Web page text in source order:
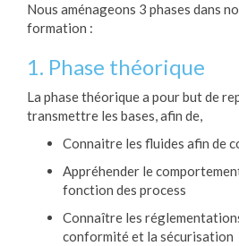
Nous aménageons 3 phases dans
formation :
1. Phase théorique
La phase théorique a pour but de
transmettre les bases, afin de,
Connaitre les fluides afin de
Appréhender le
fonction des process
Connaître les
conformité et la sécurisation